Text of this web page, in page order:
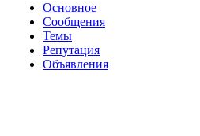
Основное
Сообщения
Темы
Репутация
Объявления